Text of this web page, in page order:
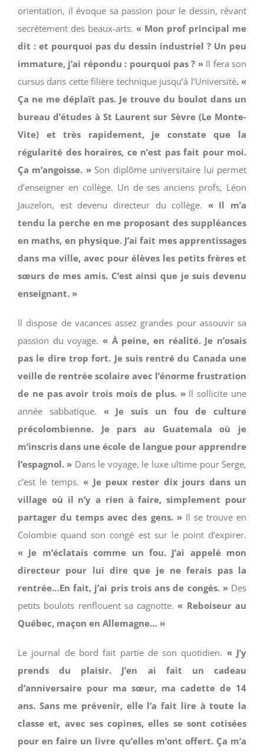
orientation, il évoque sa passion pour le dessin, rêvant
secrètement des beaux-arts. « Mon prof principal me
dit : et pourquoi pas du dessin industriel ? Un peu
immature, j’ai répondu : pourquoi pas ? »Il fera son
cursus dans cette filière technique jusqu’à l’Université. «
Ça ne me déplaît pas. Je trouve du boulot dans un
bureau d’études à St Laurent sur Sèvre (Le Monte-
Vite) et très rapidement, je constate que la
régularité des horaires, ce n’est pas fait pour moi.
Ça m’angoisse. »Son diplôme universitaire lui permet
d’enseigner en collège. Un de ses anciens profs, Léon
Jauzelon, est devenu directeur du collège. « Il m’a
tendu la perche en me proposant des suppléances
en maths, en physique. J’ai fait mes apprentissages
dans ma ville, avec pour élèves les petits frères et
sœurs de mes amis. C’est ainsi que je suis devenu
enseignant. »
Il dispose de vacances assez grandes pour assouvir sa
passion du voyage. « À peine, en réalité. Je n’osais
pas le dire trop fort. Je suis rentré du Canada une
veille de rentrée scolaire avec l’énorme frustration
de ne pas avoir trois mois de plus. »Il sollicite une
année sabbatique. « Je suis un fou de culture
précolombienne. Je pars au Guatemala où je
m’inscris dans une école de langue pour apprendre
l’espagnol. » Dans le voyage, le luxe ultime pour Serge,
c’est le temps.« Je peux rester dix jours dans un
village où il n’y a rien à faire, simplement pour
partager du temps avec des gens. »Il se trouve en
Colombie quand son congé est sur le point d’expirer.
« Je m’éclatais comme un fou. J’ai appelé mon
directeur pour lui dire que je ne ferais pas la
rentrée…En fait, j’ai pris trois ans de congés. »Des
petits boulots renflouent sa cagnotte.« Reboiseur au
Québec, maçon en Allemagne… »
Le journal de bord fait partie de son quotidien. « J’y
prends du plaisir. J’en ai fait un cadeau
d’anniversaire pour ma sœur, ma cadette de 14
ans. Sans me prévenir, elle l’a fait lire à toute la
classe et, avec ses copines, elles se sont cotisées
pour en faire un livre qu’elles m’ont offert. Ça m’a